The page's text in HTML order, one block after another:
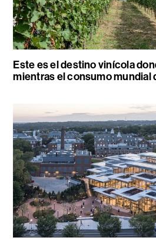
Este es el destino vinícola
mientras el consumo mundial